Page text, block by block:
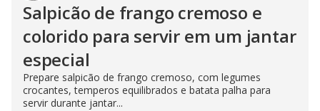
Salpicão de frango cremoso e
colorido para servir em um jantar
especial
Prepare salpicão de frango cremoso, com legumes
crocantes, temperos equilibrados e batata palha para
servir durante jantar...